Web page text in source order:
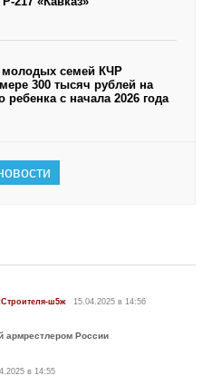
молодых семей КЧР
300 тысяч рублей на
ребенка с начала 2026 года
ш5ж 15.04.2025 в 14:56
армрестлером России
в 14:55